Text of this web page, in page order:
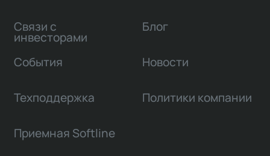
Связи с
инвесторами
Блог
События Новости
Техподдержка Политики компании
Приемная Softline